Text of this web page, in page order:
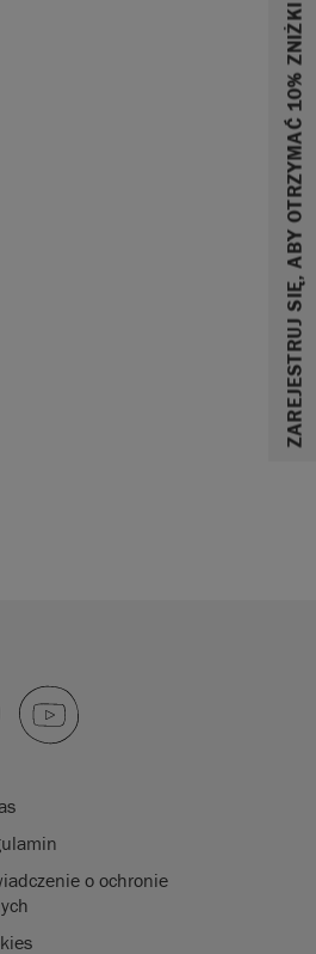
ZAREJESTRUJ SIĘ, ABY OTRZYMAĆ 10% ZNIŻKI
o ochronie